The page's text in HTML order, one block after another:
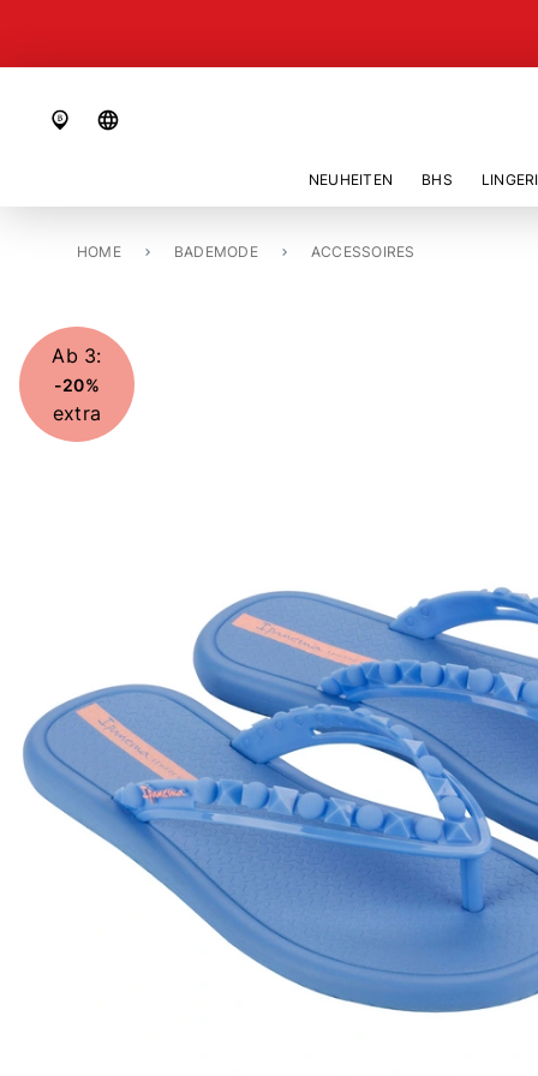
language
NEUHEITEN BHS
HOME BADEMODE ACCESSOIRES
STRANDSCHUHE «MEU SOL»
Ab 3:
-20%
extra